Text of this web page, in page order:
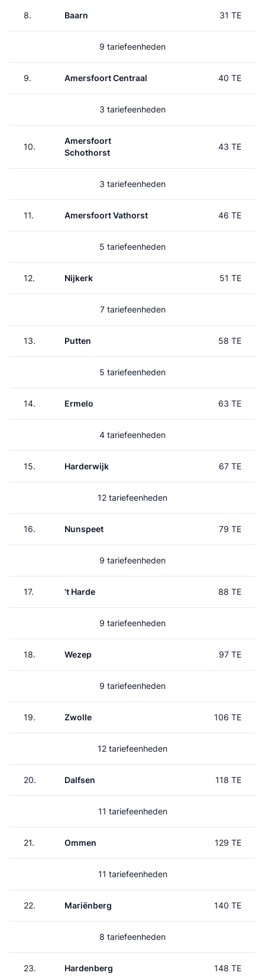
8. Baarn 31 TE
9 tariefeenheden
9. Amersfoort Centraal 40 TE
3 tariefeenheden
10.
Amersfoort
Schothorst
43 TE
3 tariefeenheden
11. Amersfoort Vathorst 46 TE
5 tariefeenheden
12. Nijkerk 51 TE
7 tariefeenheden
13. Putten 58 TE
5 tariefeenheden
14. Ermelo 63 TE
4 tariefeenheden
15. Harderwijk 67 TE
12 tariefeenheden
16. Nunspeet 79 TE
9 tariefeenheden
17. 't Harde 88 TE
9 tariefeenheden
18. Wezep 97 TE
9 tariefeenheden
19. Zwolle 106 TE
12 tariefeenheden
20. Dalfsen 118 TE
11 tariefeenheden
21. Ommen 129 TE
11 tariefeenheden
22. Mariënberg 140 TE
8 tariefeenheden
23. Hardenberg 148 TE